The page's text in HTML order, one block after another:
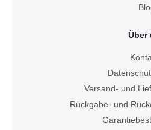
Über
Versand- und
Rückgabe- und